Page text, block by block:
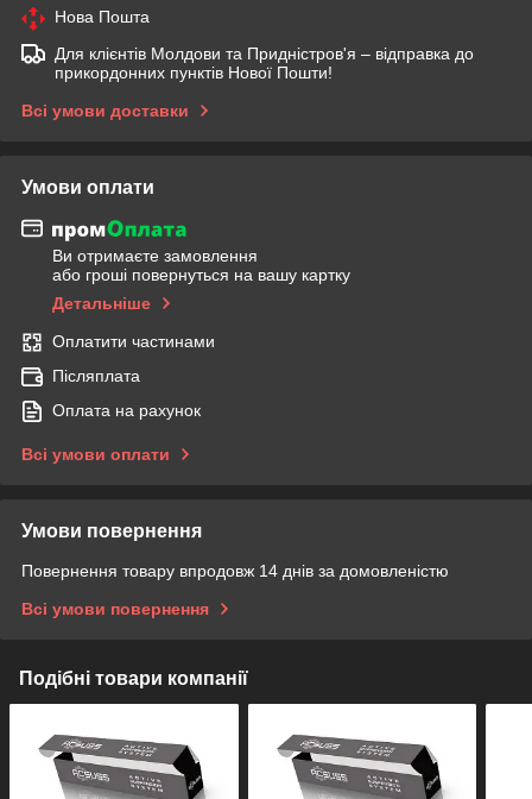
Нова Пошта
Для клієнтів Молдови та Придністров'я – відправка до
прикордонних пунктів Нової Пошти!
Всі умови доставки
Умови оплати
Ви отримаєте замовлення
або гроші повернуться на вашу картку
Детальніше
Оплатити частинами
Післяплата
Оплата на рахунок
Всі умови оплати
Умови повернення
Повернення товару впродовж 14 днів за домовленістю
Всі умови повернення
Подібні товари компанії